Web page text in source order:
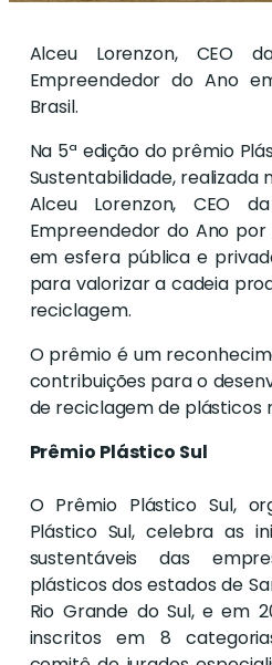
Alceu Lorenzon, CEO
Empreendedor do Ano
Brasil.
Na 5ª edição do prêmio
Sustentabilidade, realizada
Alceu Lorenzon, CEO
Empreendedor do Ano
em esfera pública e
para valorizar a cadeia
reciclagem.
O prêmio é um
contribuições para o
de reciclagem de plásticos
Prêmio Plástico Sul
O Prêmio Plástico Sul,
Plástico Sul, celebra as
sustentáveis das
plásticos dos estados de
Rio Grande do Sul, e em
inscritos em 8